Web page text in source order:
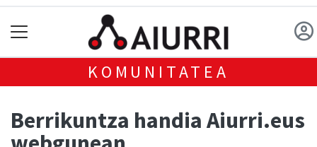
KOMUNITATEA
Berrikuntza handia Aiurri.eus